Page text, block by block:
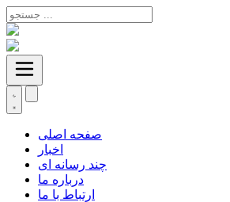
صفحه اصلی
اخبار
چند رسانه ای
درباره ما
ارتباط با ما